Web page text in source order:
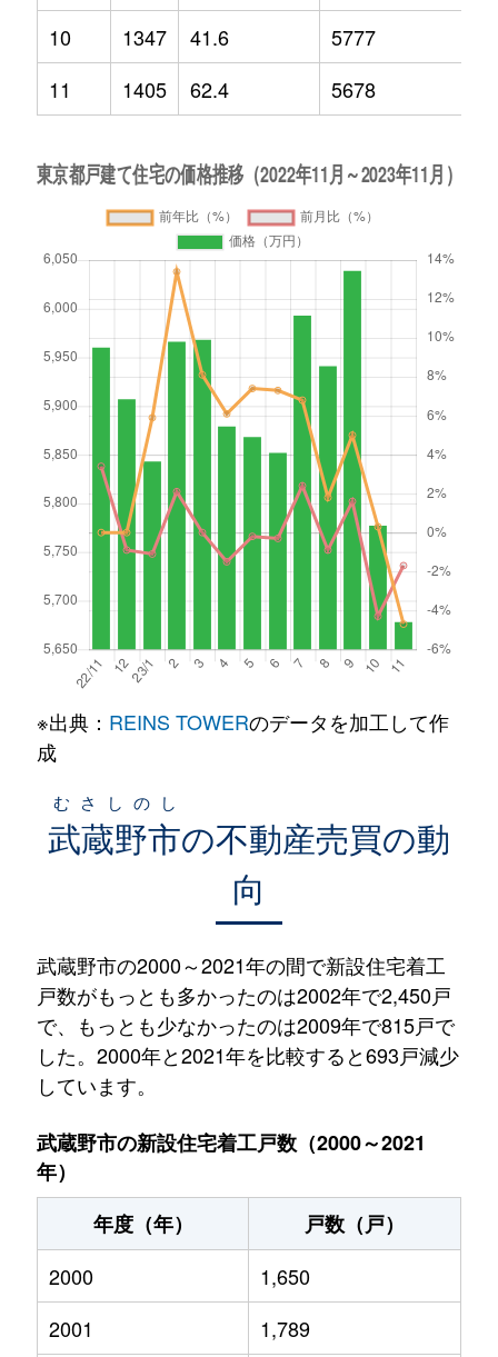
10
1347 41.6 5777
11
1405 62.4 5678
※出典： REINS TOWERのデータを加工して作
成
武蔵野市
むさしのし
の不動産売買の動
向
武蔵野市の2000～2021年の間で新設住宅着工
戸数がもっとも多かったのは2002年で2,450戸
で、もっとも少なかったのは2009年で815戸で
した。2000年と2021年を比較すると693戸減少
しています。
武蔵野市の新設住宅着工戸数（2000～2021
年）
年度（年）
戸数（戸）
2000
1,650
2001
1,789